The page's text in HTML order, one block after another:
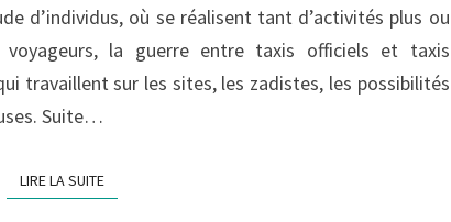
d’individus, où se réalisent tant d’activités plus ou
la guerre entre taxis officiels et taxis
travaillent sur les sites, les zadistes, les possibilités
Suite…
LIRE LA SUITELIRE LA SUITE